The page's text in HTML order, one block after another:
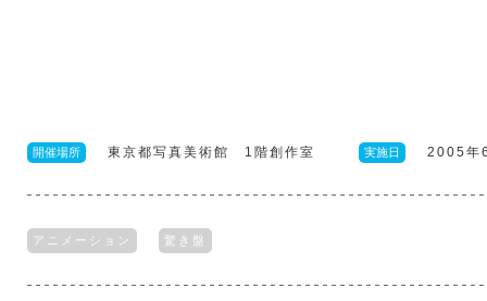
開催場所 東京都写真美術館 1階創作室 実施日 2005年
アニメーション 驚き盤